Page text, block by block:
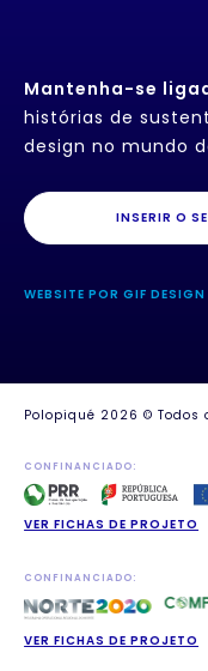
Mantenha-se
histórias de
design no mundo
WEBSITE POR GIF
Polopiqué 2026 ©
CONFINANCIADO:
VER FICHAS DE PROJETO
CONFINANCIADO:
VER FICHAS DE PROJETO